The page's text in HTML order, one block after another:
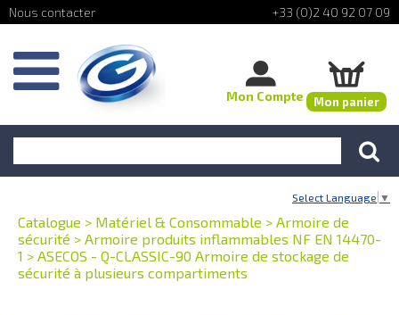
+33 (0)2 40 92 07 09
Mon Compte Mon panier
Select Language ▼
Catalogue > Matériel & Consommable > Armoire de
sécurité > Armoire produits inflammables NF EN 14470-
1 > ASECOS - Q-CLASSIC-90 Armoire de stockage de
sécurité à plusieurs compartiments